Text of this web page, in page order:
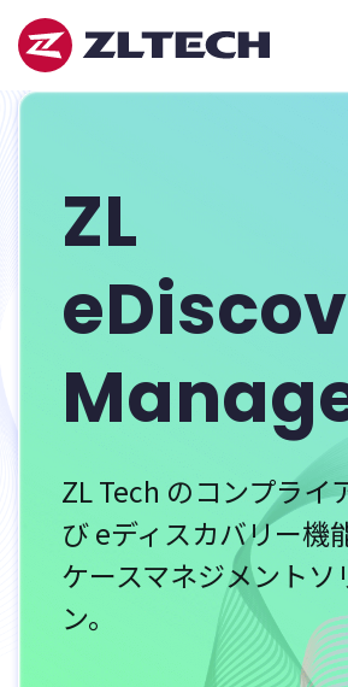
ZL
Tech
Japan
ZL
ZL Tech のコンプライ
び eディスカバリー機
ケースマネジメントソ
ン。